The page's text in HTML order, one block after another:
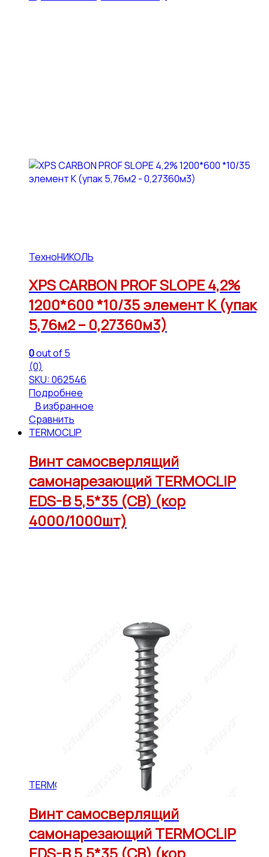
ТехноНИКОЛЬ
XPS CARBON PROF SLOPE 4,2%
1200*600 *10/35 элемент К (упак
5,76м2 – 0,27360м3)
0out of 5
(0)
SKU: 062546
Подробнее
В избранное
Сравнить
TERMOCLIP
Винт самосверлящий
самонарезающий TERMOCLIP
EDS-B 5,5*35 (СВ) (кор
4000/1000шт)
TERMOCLIP
Винт самосверлящий
самонарезающий TERMOCLIP